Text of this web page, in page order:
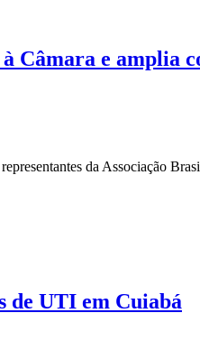
Câmara e amplia
da Associação
de UTI em Cuiabá